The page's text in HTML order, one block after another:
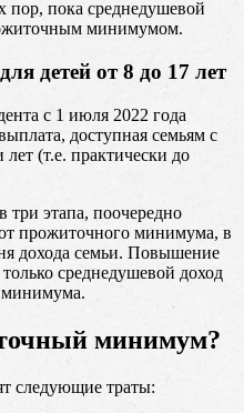
пока среднедушевой
минимумом.
детей от 8 до 17 лет
с 1 июля 2022 года
доступная семьям с
(т.е. практически до
три этапа, поочередно
прожиточного минимума, в
дохода семьи. Повышение
среднедушевой доход
минимума.
минимум?
следующие траты: